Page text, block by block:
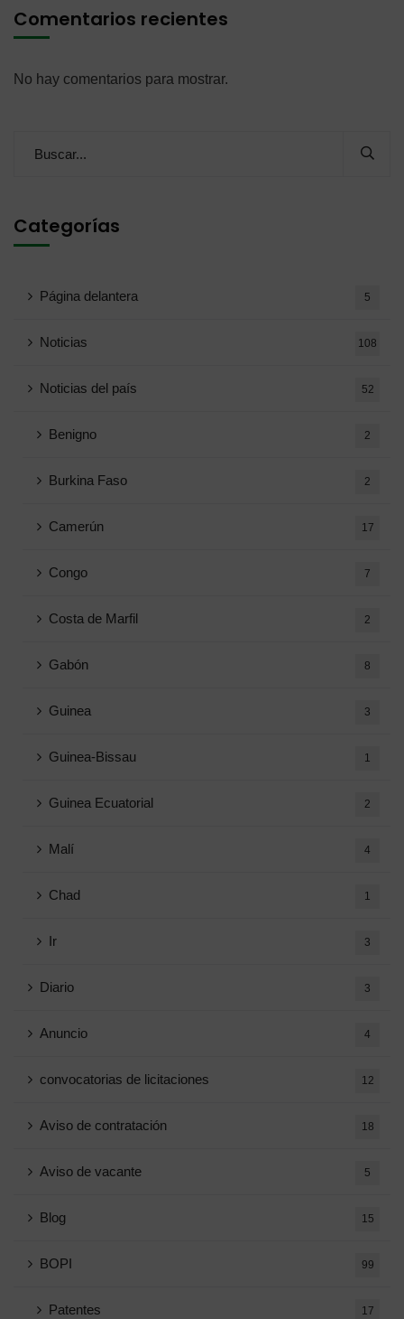
Comentarios recientes
No hay comentarios para mostrar.
Categorías
Página delantera 5
Noticias 108
Noticias del país 52
Benigno 2
Burkina Faso 2
Camerún 17
Congo 7
Costa de Marfil 2
Gabón 8
Guinea 3
Guinea-Bissau 1
Guinea Ecuatorial 2
Malí 4
Chad 1
Ir 3
Diario 3
Anuncio 4
convocatorias de licitaciones 12
Aviso de contratación 18
Aviso de vacante 5
Blog 15
BOPI 99
Patentes 17